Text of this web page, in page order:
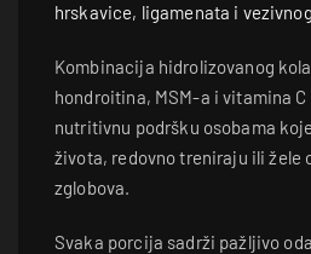
hrskavice, ligamenata i
Kombinacija hidrolizovanog
hondroitina, MSM-a i vitamina
nutritivnu podršku osobama
života, redovno treniraju ili žele
zglobova.
Svaka porcija sadrži pažljivo